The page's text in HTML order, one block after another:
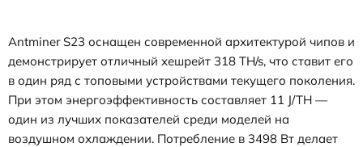
Antminer S23 оснащен современной архитектурой чипов и
демонстрирует отличный хешрейт 318 TH/s, что ставит его
в один ряд с топовыми устройствами текущего поколения.
При этом энергоэффективность составляет 11 J/TH —
один из лучших показателей среди моделей на
воздушном охлаждении. Потребление в 3498 Вт делает